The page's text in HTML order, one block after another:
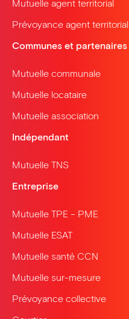
Mutuelle agent territorial
Prévoyance agent territorial
Communes et partenaires
Mutuelle communale
Mutuelle locataire
Mutuelle association
Indépendant
Mutuelle TNS
Entreprise
Mutuelle TPE – PME
Mutuelle ESAT
Mutuelle santé CCN
Mutuelle sur-mesure
Prévoyance collective